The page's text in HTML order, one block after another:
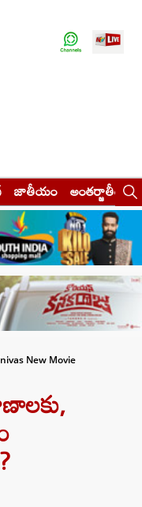
జాతీయం అంతర్జాతీయం
New Movie